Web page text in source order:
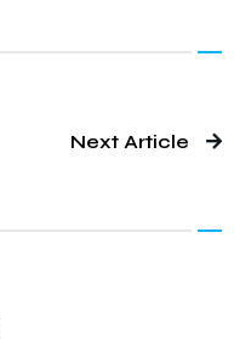
Next Article